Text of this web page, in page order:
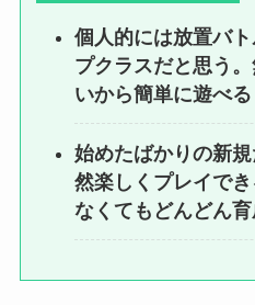
個人的には放置バ
プクラスだと思う
いから簡単に遊べる
始めたばかりの新
然楽しくプレイで
なくてもどんどん